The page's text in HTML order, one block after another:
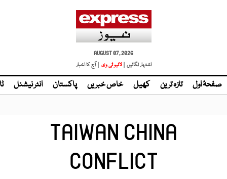
AUGUST 07, 2026
اشتہار لگائیں | لائیو ٹی وی | آج کا اخبار
صفحۂ اول تازہ ترین کھیل خاص خبریں پاکستان انٹر نیشنل
TAIWAN CHINA
CONFLICT